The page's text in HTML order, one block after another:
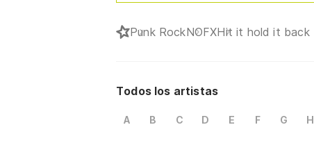
Punk RockNOFXHit it hold it back
Todos los artistas
A B C D E F G H